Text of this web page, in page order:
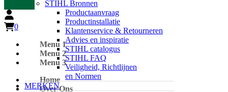
STIHL Bronnen
Productaanvraag
Productinstallatie
Klantenservice & Retourneren
Advies en inspiratie
STIHL catalogus
STIHL FAQ
Veiligheid, Richtlijnen
en Normen
MERKEN
0
Menu 1
Menu 2
Menu 3
Home
Over Ons